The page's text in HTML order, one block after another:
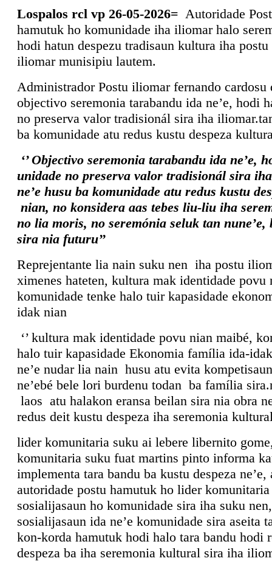
Lospalos rcl vp 26-05-2026= Autoridade
hamutuk ho komunidade iha iliomar halo
hodi hatun despezu tradisaun kultura iha
iliomar munisipiu lautem.
Administrador Postu iliomar fernando cardosu
objectivo seremonia tarabandu ida ne’e, hodi
no preserva valor tradisionál sira iha
ba komunidade atu redus kustu despeza
‘’ Objectivo seremonia tarabandu ida ne’e,
unidade no preserva valor tradisionál sira
ne’e husu ba komunidade atu redus kustu
nian, no konsidera aas tebes liu-liu iha
no lia moris, no seremónia seluk tan nune’e,
sira nia futuru’’
Reprejentante lia nain suku nen iha postu
ximenes hateten, kultura mak identidade povu
komunidade tenke halo tuir kapasidade
idak nian
‘’ kultura mak identidade povu nian maibé,
halo tuir kapasidade Ekonomia família ida-
ne’e nudar lia nain husu atu evita
ne’ebé bele lori burdenu todan ba família
laos atu halakon eransa beilan sira nia obra
redus deit kustu despeza iha seremonia
lider komunitaria suku ai lebere libernito
komunitaria suku fuat martins pinto informa
implementa tara bandu ba kustu despeza ne’e,
autoridade postu hamutuk ho lider
sosialijasaun ho komunidade sira iha suku
sosialijasaun ida ne’e komunidade sira aseita
kon-korda hamutuk hodi halo tara bandu hodi
despeza ba iha seremonia kultural sira iha